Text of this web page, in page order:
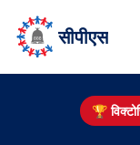
सीपीएस
🏆